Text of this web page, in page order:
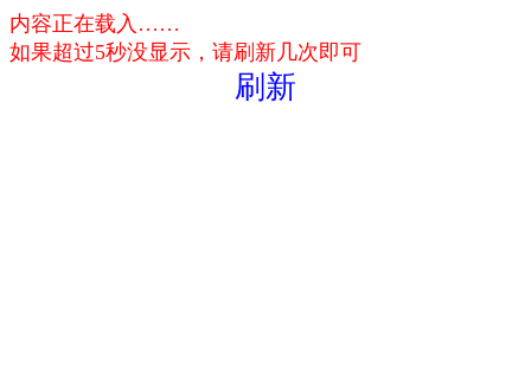
内容正在载入……
如果超过5秒没显示，请刷新几次即可
刷新